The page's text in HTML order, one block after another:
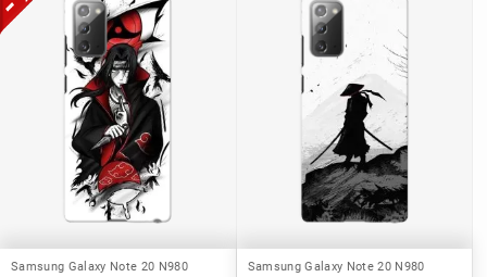
Samsung Galaxy Note 20 N980 Samsung Galaxy Note 20 N980